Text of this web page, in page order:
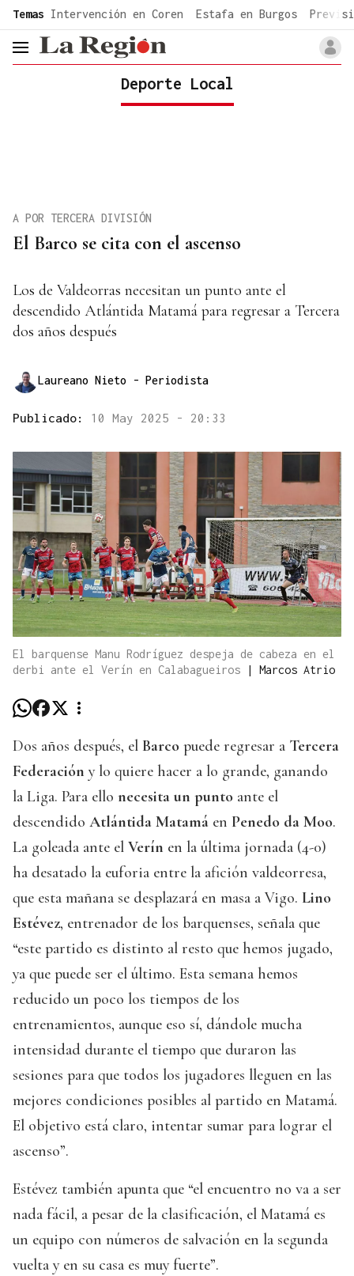
common.go-to-content
Temas Intervención en Coren Estafa en Burgos
header.menu.open
Deporte Local
El Barco se cita con el ascenso
A POR TERCERA DIVISIÓN
Los de Valdeorras necesitan un punto ante el
descendido Atlántida Matamá para regresar a Tercera
dos años después
Laureano Nieto - Periodista
Publicado: 10 May 2025 - 20:33
El barquense Manu Rodríguez despeja de cabeza en el
derbi ante el Verín en Calabagueiros
| Marcos Atrio
Dos años después, el Barco puede regresar a Tercera
Federación y lo quiere hacer a lo grande, ganando
la Liga. Para ello necesita un punto ante el
descendido Atlántida Matamá en Penedo da Moo.
La goleada ante el Verín en la última jornada (4-0)
ha desatado la euforia entre la afición valdeorresa,
que esta mañana se desplazará en masa a Vigo. Lino
Estévez, entrenador de los barquenses, señala que
“este partido es distinto al resto que hemos jugado,
ya que puede ser el último. Esta semana hemos
reducido un poco los tiempos de los
entrenamientos, aunque eso sí, dándole mucha
intensidad durante el tiempo que duraron las
sesiones para que todos los jugadores lleguen en las
mejores condiciones posibles al partido en Matamá.
El objetivo está claro, intentar sumar para lograr el
ascenso”.
Estévez también apunta que “el encuentro no va a ser
nada fácil, a pesar de la clasificación, el Matamá es
un equipo con números de salvación en la segunda
vuelta y en su casa es muy fuerte”.